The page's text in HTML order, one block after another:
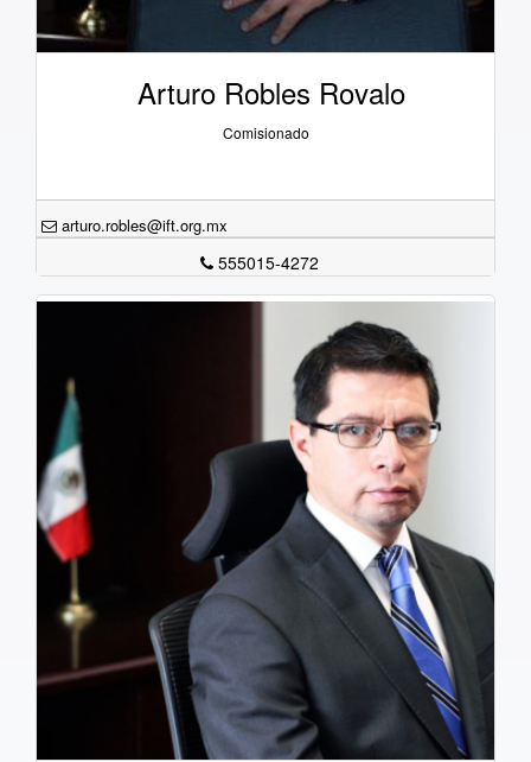
Arturo Robles Rovalo
Comisionado
arturo.robles@ift.org.mx
555015-4272